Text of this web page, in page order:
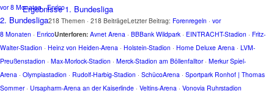
Ergebnisse 1. Bundesliga
vor 8 Monaten·Enrico
2. Bundesliga218 Themen · 218 BeiträgeLetzter Beitrag: Forenregeln · vor
8 Monaten · EnricoUnterforen: Avnet Arena · BBBank Wildpark · EINTRACHT-Stadion · Fritz-
Walter-Stadion · Heinz von Heiden-Arena · Holstein-Stadion · Home Deluxe Arena · LVM-
Preußenstadion · Max-Morlock-Stadion · Merck-Stadion am Böllenfalltor· Merkur Spiel-
Arena · Olympiastadion · Rudolf-Harbig-Stadion · SchücoArena · Sportpark Ronhof | Thomas
Sommer· Ursapharm-Arena an der Kaiserlinde · Veltins-Arena · Vonovia Ruhrstadion